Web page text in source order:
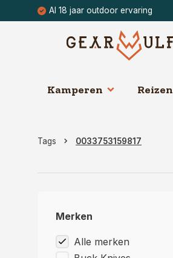
Al 18 jaar outdoor ervaring
Kamperen Reizen
Tags 0033753159817
Merken
Alle merken